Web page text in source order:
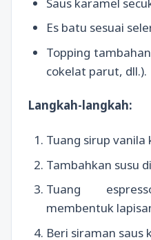
Es batu sesuai
Topping
cokelat parut, dll.).
Langkah-langkah:
Tuang sirup vanila
Tambahkan susu
Tuang
membentuk
Beri siraman saus